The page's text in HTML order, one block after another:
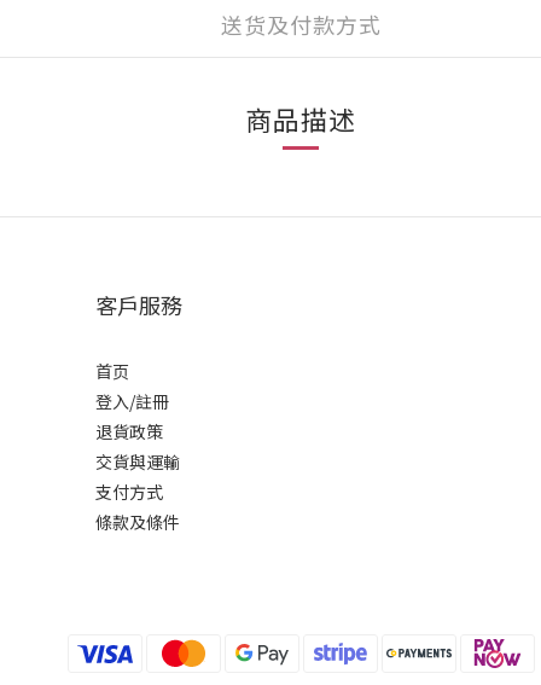
送货及付款方式
商品描述
客戶服務
首页
登入/註冊
退貨政策
交貨與運輸
支付方式
條款及條件